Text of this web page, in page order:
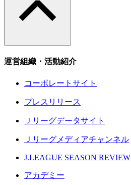
運営組織・活動紹介
コーポレートサイト
プレスリリース
Ｊリーグデータサイト
Ｊリーグメディアチャンネル
J.LEAGUE SEASON REVIEW
アカデミー